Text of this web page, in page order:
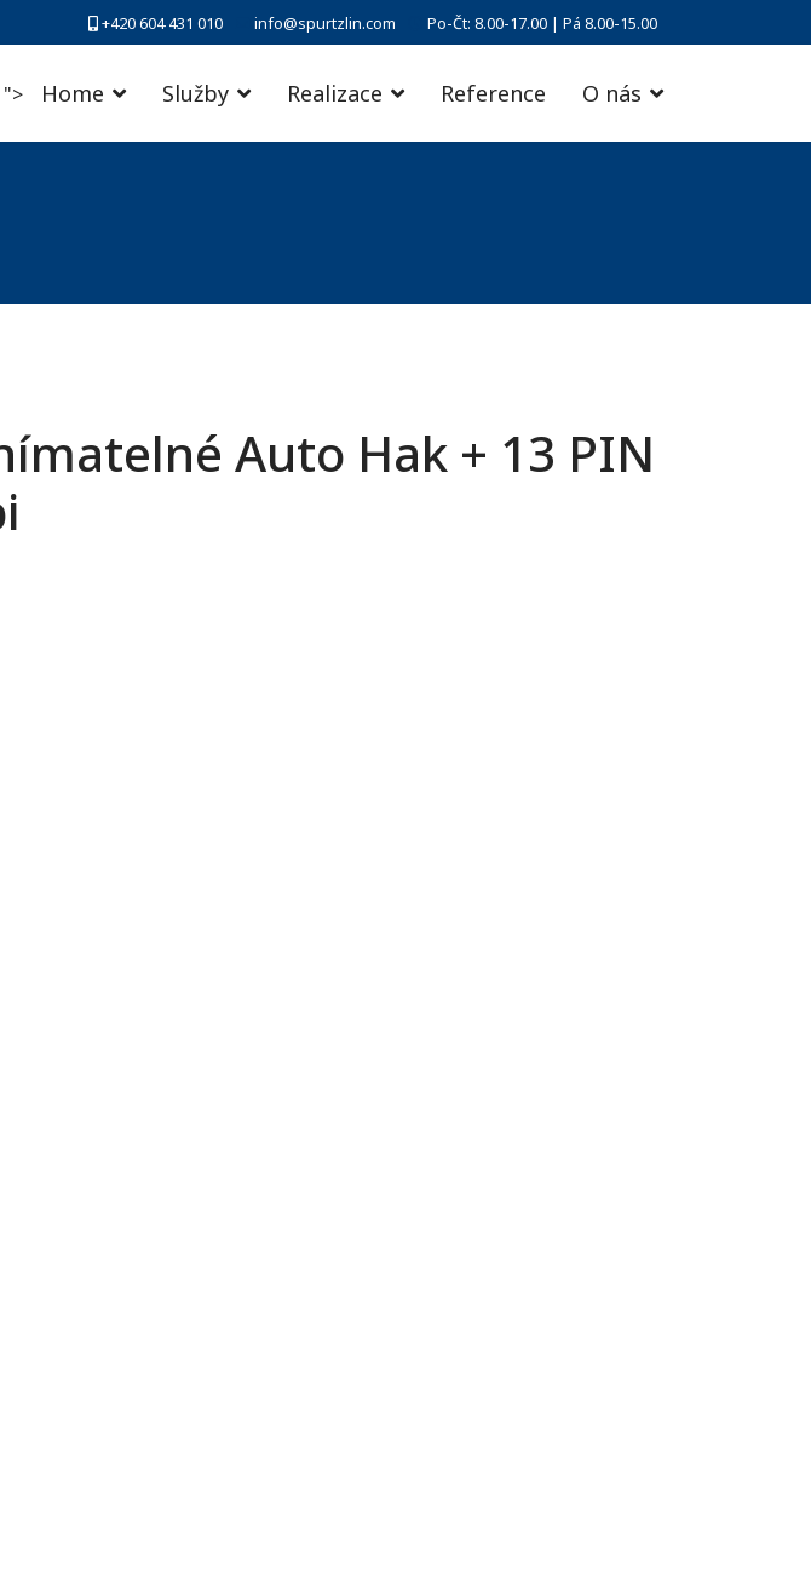
+420 604 431 010 info@spurtzlin.com Po-Čt: 8.00-17.00 | Pá 8.00-15.00
"> Home Služby Realizace Reference O nás
Auto Hak + 13 PIN